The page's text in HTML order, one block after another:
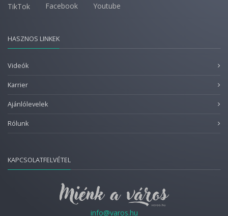
TikTok Facebook Youtube
HASZNOS LINKEK
Videók
Karrier
Ajánlólevelek
Rólunk
KAPCSOLATFELVÉTEL
info@varos.hu